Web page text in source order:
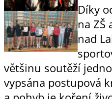
Díky
na ZŠ
nad
většinu soutěží
vypsána postupová